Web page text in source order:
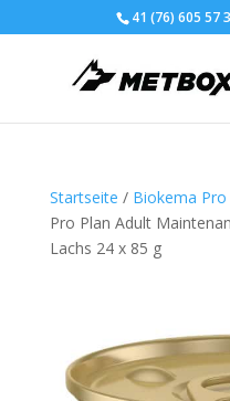
41 (76) 605 57
Startseite / Biokema Pro
Pro Plan Adult
Lachs 24 x 85 g